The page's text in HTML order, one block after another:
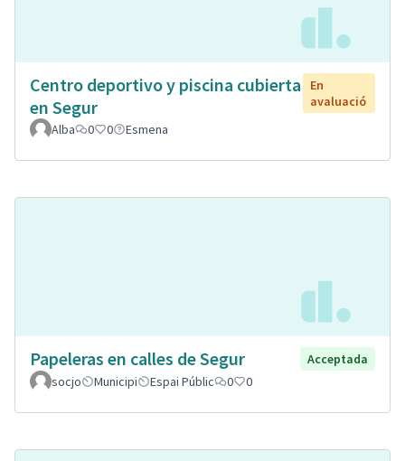
Centro deportivo y piscina cubierta
en Segur
En
avaluació
Alba
0 0 Esmena
Papeleras en calles de Segur
Acceptada
socjo
Municipi Espai Públic 0 0